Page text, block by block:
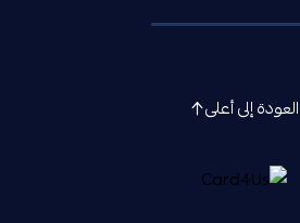
العودة إلى أعلى